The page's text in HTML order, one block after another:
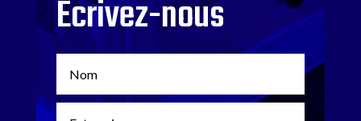
Écrivez-nous